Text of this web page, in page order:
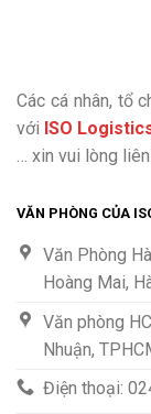
Các cá nhân, tổ
với ISO
… xin vui lòng
VĂN PHÒNG CỦA
Văn Phòng
Hoàng Mai,
Văn phòng
Nhuận,
Điện thoại: